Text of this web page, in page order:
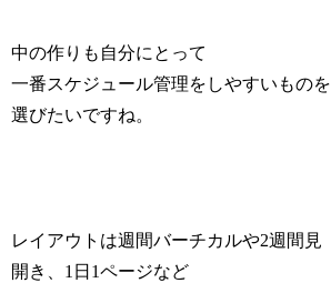
中の作りも自分にとって
一番スケジュール管理をしやすいものを
選びたいですね。
レイアウトは週間バーチカルや2週間見
開き、1日1ページなど